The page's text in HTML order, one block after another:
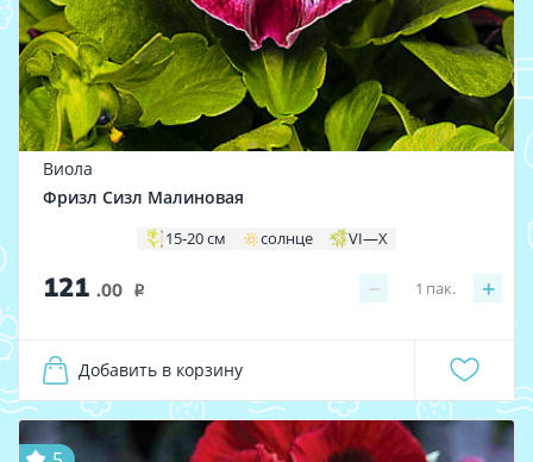
Виола
Фризл Сизл Малиновая
15-20 см солнце VI—X
121 .00 i − +
1 пак.
Добавить в корзину